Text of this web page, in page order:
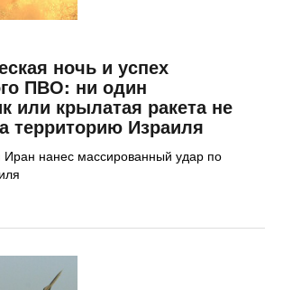
ночь и успех
ПВО: ни один
или крылатая ракета не
территорию Израиля
нанес массированный удар по